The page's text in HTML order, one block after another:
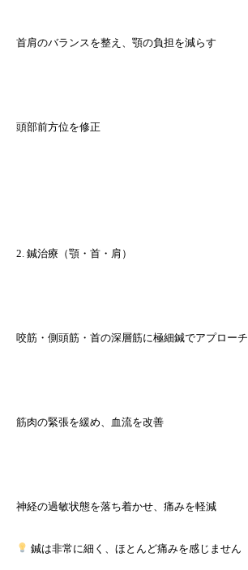
首肩のバランスを整え、顎の負担を減らす
頭部前方位を修正
2. 鍼治療（顎・首・肩）
咬筋・側頭筋・首の深層筋に極細鍼でアプローチ
筋肉の緊張を緩め、血流を改善
神経の過敏状態を落ち着かせ、痛みを軽減
鍼は非常に細く、ほとんど痛みを感じません